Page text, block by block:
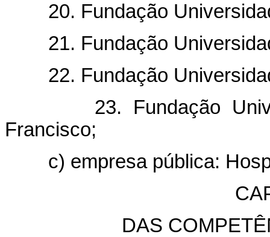
20. Fundação
21. Fundação
22. Fundação
23. Fundação
Francisco;
c) empresa pública:
DAS